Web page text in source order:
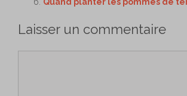
Laisser un commentaire